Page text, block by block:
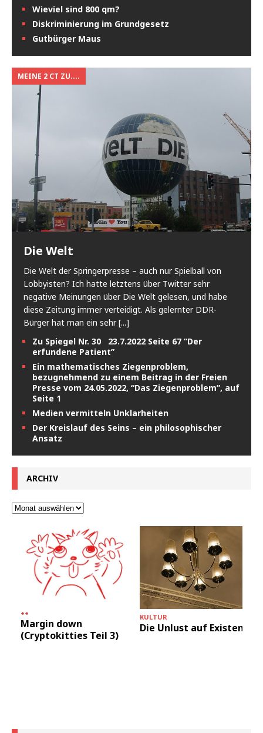
Wieviel sind 800 qm?
Diskriminierung im Grundgesetz
Gutbürger Maus
MEINE 2 CT ZU....
Die Welt
Die Welt der Springerpresse – auch nur Spielball von
Lobbyisten? Ich hatte letztens über Twitter sehr
negative Meinungen über Die Welt gelesen, und habe
diese Zeitung immer verteidigt. Als gelernter DDR-
Bürger hat man ein sehr[...]
Zu Spiegel Nr. 30 23.7.2022 Seite 67 “Der
erfundene Patient”
Ein mathematisches Ziegenproblem,
bezugnehmend zu einem Beitrag in der Freien
Presse vom 24.05.2022, “Das Ziegenproblem”, auf
Seite 1
Medien vermitteln Unklarheiten
Der Kreislauf des Seins – ein philosophischer
Ansatz
ARCHIV
++
Margin down
(Cryptokitties Teil 3)
KULTUR
Die Unlust auf Existenz